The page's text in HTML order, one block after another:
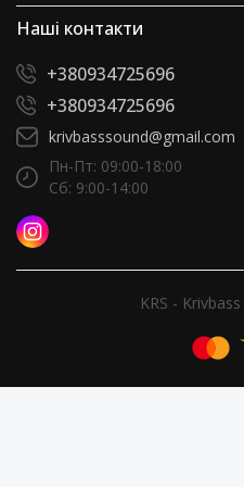
Наші контакти
+380934725696
+380934725696
krivbasssound@gmail.com
Пн-Пт: 09:00-18:00
Сб: 9:00-14:00
KRS -